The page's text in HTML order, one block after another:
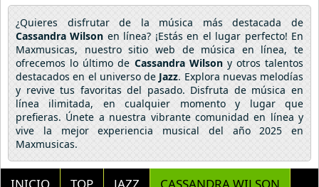
¿Quieres disfrutar de la música más destacada de
Cassandra Wilson en línea? ¡Estás en el lugar perfecto! En
Maxmusicas, nuestro sitio web de música en línea, te
ofrecemos lo último de Cassandra Wilsony otros talentos
destacados en el universo de Jazz. Explora nuevas melodías
y revive tus favoritas del pasado. Disfruta de música en
línea ilimitada, en cualquier momento y lugar que
prefieras. Únete a nuestra vibrante comunidad en línea y
vive la mejor experiencia musical del año 2025 en
Maxmusicas.